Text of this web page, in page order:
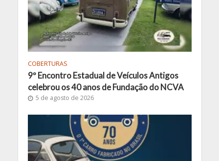
COBERTURAS
9º Encontro Estadual de Veículos Antigos
celebrou os 40 anos de Fundação do NCVA
5 de agosto de 2026